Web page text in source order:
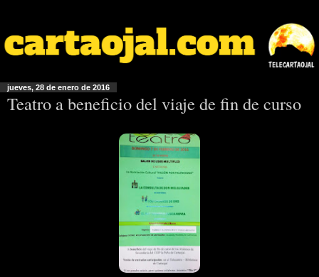
jueves, 28 de enero de 2016
Teatro a beneficio del viaje de fin de curso